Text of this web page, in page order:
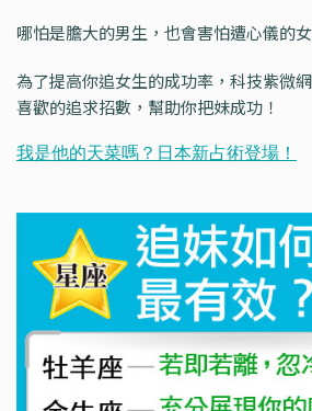
哪怕是膽大的男生，也會害怕遭心儀的
為了提高你追女生的成功率，科技紫微
喜歡的追求招數，幫助你把妹成功！